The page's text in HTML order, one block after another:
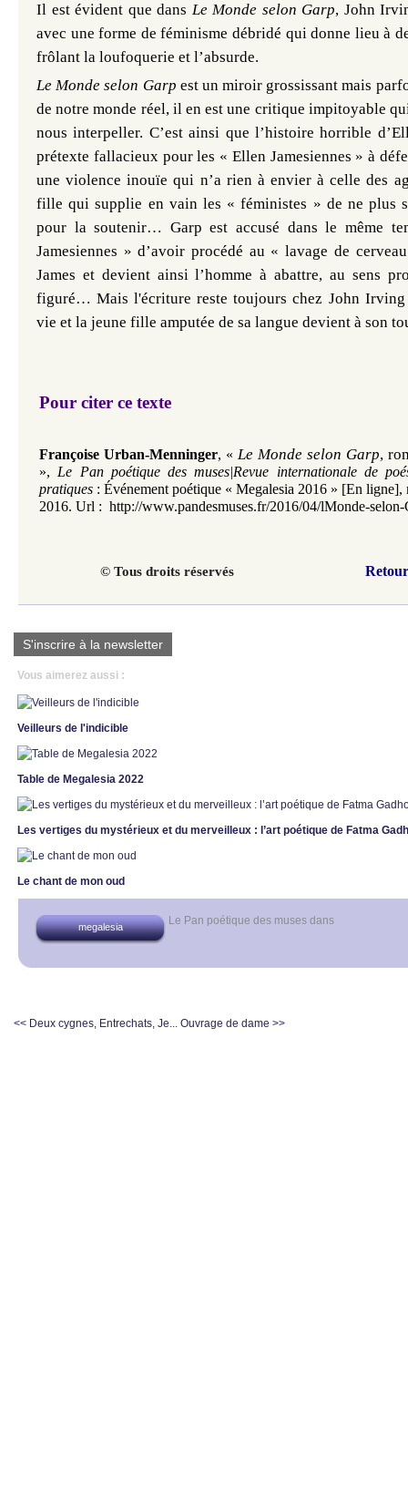
Il est évident que dans Le Monde selon Garp, John
avec une forme de féminisme débridé qui donne lieu à
frôlant la loufoquerie et l’absurde.
Le Monde selon Garp est un miroir grossissant mais
de notre monde réel, il en est une critique impitoyable
nous interpeller. C’est ainsi que l’histoire horrible
prétexte fallacieux pour les « Ellen Jamesiennes » à
une violence inouïe qui n’a rien à envier à celle des
fille qui supplie en vain les « féministes » de ne plus
pour la soutenir… Garp est accusé dans le même
Jamesiennes » d’avoir procédé au « lavage de
James et devient ainsi l’homme à abattre, au sens
figuré… Mais l'écriture reste toujours chez John Irving
vie et la jeune fille amputée de sa langue devient à son
Pour citer ce texte
Françoise Urban-Menninger, « Le Monde selon Garp,
», Le Pan poétique des muses|Revue internationale de
pratiques : Événement poétique « Megalesia 2016 » [En ligne],
2016. Url : http://www.pandesmuses.fr/2016/04/lMonde-
© Tous droits réservés
S'inscrire à la newsletter
Vous aimerez aussi :
Veilleurs de l'indicible
Table de Megalesia 2022
Les vertiges du mystérieux et du merveilleux : l’art poétique de Fatma
Le chant de mon oud
Le Pan poétique des muses dans
megalesia
<< Deux cygnes, Entrechats, Je... Ouvrage de dame >>